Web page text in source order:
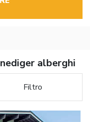
alberghi
Filtro